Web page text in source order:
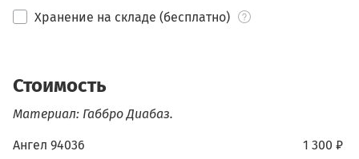
Хранение на складе (бесплатно)
Стоимость
Материал: Габбро Диабаз.
1 300 ₽
Ангел 94036